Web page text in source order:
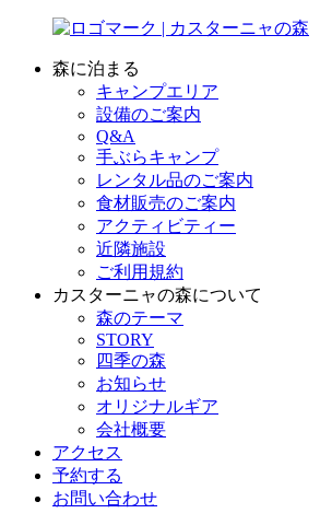
森に泊まる
キャンプエリア
設備のご案内
Q&A
手ぶらキャンプ
レンタル品のご案内
食材販売のご案内
アクティビティー
近隣施設
ご利用規約
カスターニャの森について
森のテーマ
STORY
四季の森
お知らせ
オリジナルギア
会社概要
アクセス
予約する
お問い合わせ